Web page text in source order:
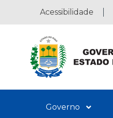
Acessibilidade
Governo